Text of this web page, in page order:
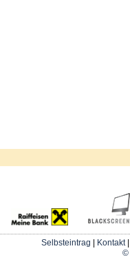
Selbsteintrag Kontakt
©